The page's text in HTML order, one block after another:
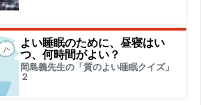
よい睡眠のために、昼寝はい
つ、何時間がよい？
岡島義先生の「質のよい睡眠クイズ」
２